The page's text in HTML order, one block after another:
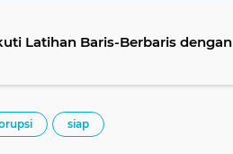
Latihan Baris-Berbaris dengan
siap